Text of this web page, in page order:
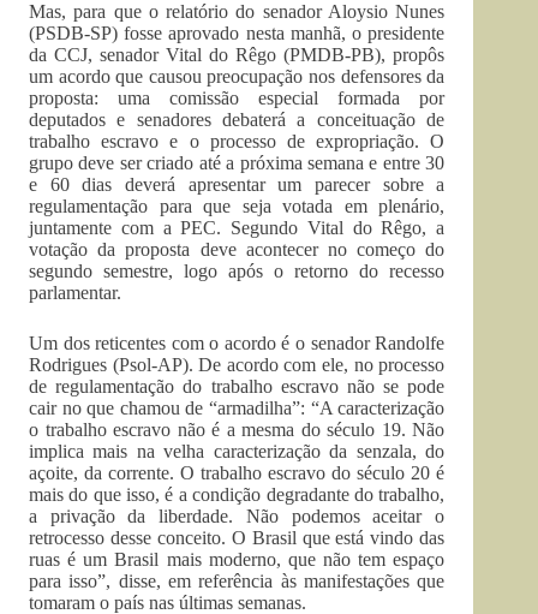
Mas, para que o relatório do senador Aloysio Nunes
(PSDB-SP) fosse aprovado nesta manhã, o presidente
da CCJ, senador Vital do Rêgo (PMDB-PB), propôs
um acordo que causou preocupação nos defensores da
proposta: uma comissão especial formada por
deputados e senadores debaterá a conceituação de
trabalho escravo e o processo de expropriação. O
grupo deve ser criado até a próxima semana e entre 30
e 60 dias deverá apresentar um parecer sobre a
regulamentação para que seja votada em plenário,
juntamente com a PEC. Segundo Vital do Rêgo, a
votação da proposta deve acontecer no começo do
segundo semestre, logo após o retorno do recesso
parlamentar.
Um dos reticentes com o acordo é o senador Randolfe
Rodrigues (Psol-AP). De acordo com ele, no processo
de regulamentação do trabalho escravo não se pode
cair no que chamou de “armadilha”: “A caracterização
o trabalho escravo não é a mesma do século 19. Não
implica mais na velha caracterização da senzala, do
açoite, da corrente. O trabalho escravo do século 20 é
mais do que isso, é a condição degradante do trabalho,
a privação da liberdade. Não podemos aceitar o
retrocesso desse conceito. O Brasil que está vindo das
ruas é um Brasil mais moderno, que não tem espaço
para isso”, disse, em referência às manifestações que
tomaram o país nas últimas semanas.